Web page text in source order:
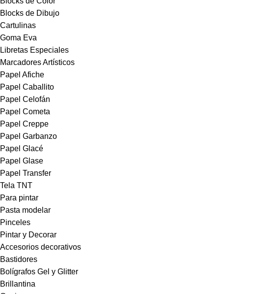
Blocks de Dibujo
Cartulinas
Goma Eva
Libretas Especiales
Marcadores Artísticos
Papel Afiche
Papel Caballito
Papel Celofán
Papel Cometa
Papel Creppe
Papel Garbanzo
Papel Glacé
Papel Glase
Papel Transfer
Tela TNT
Para pintar
Pasta modelar
Pinceles
Pintar y Decorar
Accesorios decorativos
Bastidores
Bolígrafos Gel y Glitter
Brillantina